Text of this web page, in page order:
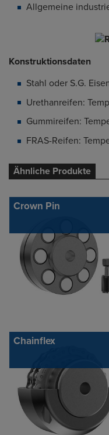
Allgemeine
Konstruktionsdaten
Stahl oder S.G.
Urethanreifen:
Gummireifen:
FRAS-Reifen:
Ähnliche Produkte
Crown Pin
Chainflex